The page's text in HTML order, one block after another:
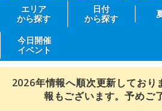
エリア
から探す
日付
から探す
今日開催
イベント
2026年情報へ順次更新しており
報もございます。予めご